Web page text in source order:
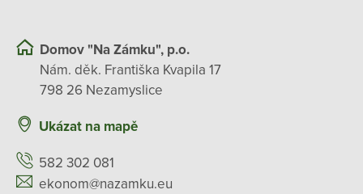
Domov "Na Zámku", p.o.
Nám. děk. Františka Kvapila 17
798 26 Nezamyslice
Ukázat na mapě
582 302 081
ekonom@nazamku.eu